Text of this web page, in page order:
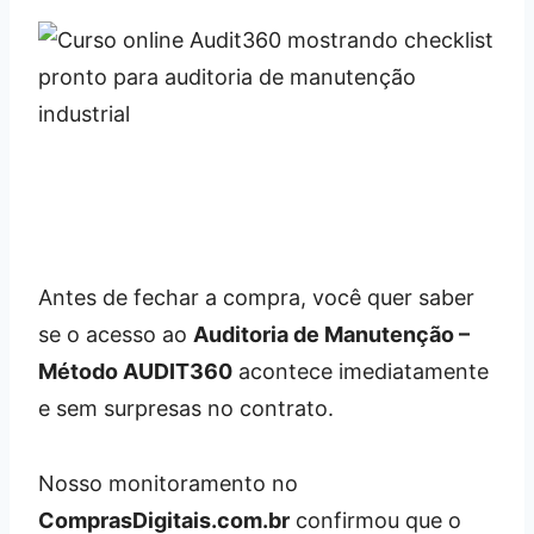
Antes de fechar a compra, você quer saber
se o acesso ao Auditoria de Manutenção –
Método AUDIT360 acontece imediatamente
e sem surpresas no contrato.
Nosso monitoramento no
ComprasDigitais.com.br confirmou que o